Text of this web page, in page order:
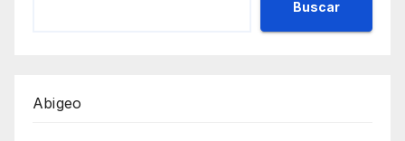
Buscar
Abigeo